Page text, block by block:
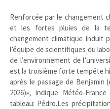
Renforcée par le changement
et les fortes pluies de la
changement climatique induit
l’équipe de scientifiques du
de l’environnement de
est la troisième forte tempête
après le passage de Benjamin
2026)», indique Météo-
tableau: Pédro.Les